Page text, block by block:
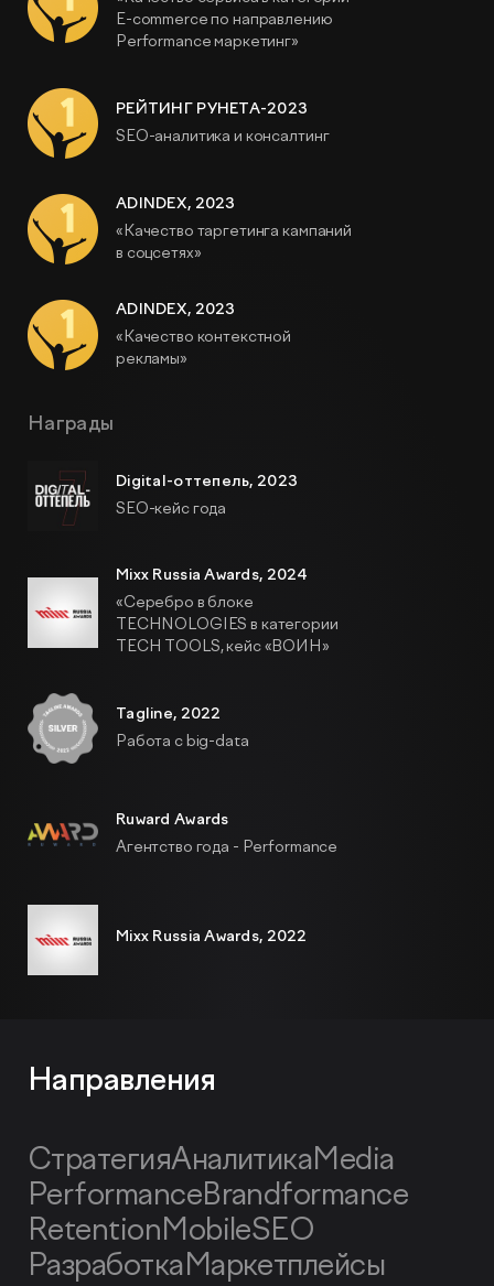
ВидеопродакшнE-commerce по направлению
Performance маркетинг»
РЕЙТИНГ РУНЕТА-2023
SEO-аналитика и консалтинг
ADINDEX, 2023
«Качество таргетинга кампаний
в соцсетях»
ADINDEX, 2023
«Качество контекстной
рекламы»
Награды
Digital-оттепель, 2023
SEO-кейс года
Mixx Russia Awards, 2024
«Серебро в блоке
TECHNOLOGIES в категории
TECH TOOLS, кейс «ВОИН»
Tagline, 2022
Работа с big-data
Ruward Awards
Агентство года - Performance
Mixx Russia Awards, 2022
Направления
СтратегияАналитикаMedia
PerformanceBrandformance
RetentionMobileSEO
РазработкаМаркетплейсы